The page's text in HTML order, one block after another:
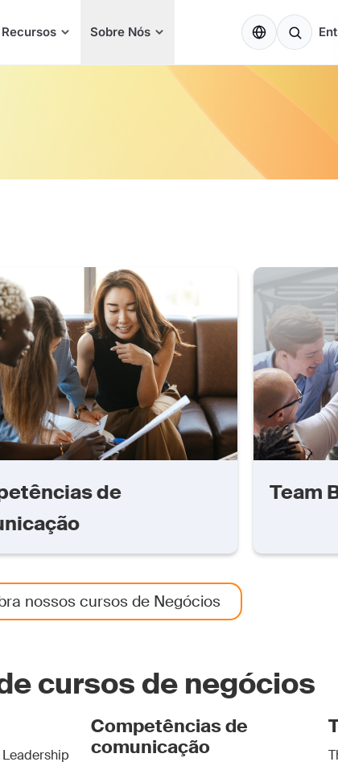
Recursos Sobre Nós PT
de
Team
nossos cursos de Negócios
cursos de negócios
Competências de
comunicação